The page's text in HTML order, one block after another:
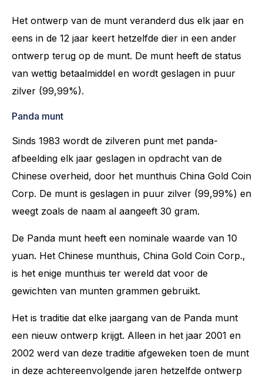
Het ontwerp van de munt veranderd dus elk jaar en
eens in de 12 jaar keert hetzelfde dier in een ander
ontwerp terug op de munt. De munt heeft de status
van wettig betaalmiddel en wordt geslagen in puur
zilver (99,99%).
Panda munt
Sinds 1983 wordt de zilveren punt met panda-
afbeelding elk jaar geslagen in opdracht van de
Chinese overheid, door het munthuis China Gold Coin
Corp. De munt is geslagen in puur zilver (99,99%) en
weegt zoals de naam al aangeeft 30 gram.
De Panda munt heeft een nominale waarde van 10
yuan. Het Chinese munthuis, China Gold Coin Corp.,
is het enige munthuis ter wereld dat voor de
gewichten van munten grammen gebruikt.
Het is traditie dat elke jaargang van de Panda munt
een nieuw ontwerp krijgt. Alleen in het jaar 2001 en
2002 werd van deze traditie afgeweken toen de munt
in deze achtereenvolgende jaren hetzelfde ontwerp